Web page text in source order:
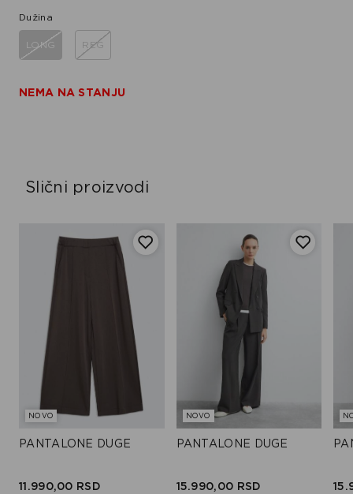
Dužina
LONG REG
NEMA NA STANJU
Slični proizvodi
NOVO
PANTALONE DUGE
11.990,00 RSD
NOVO
PANTALONE DUGE
15.990,00 RSD